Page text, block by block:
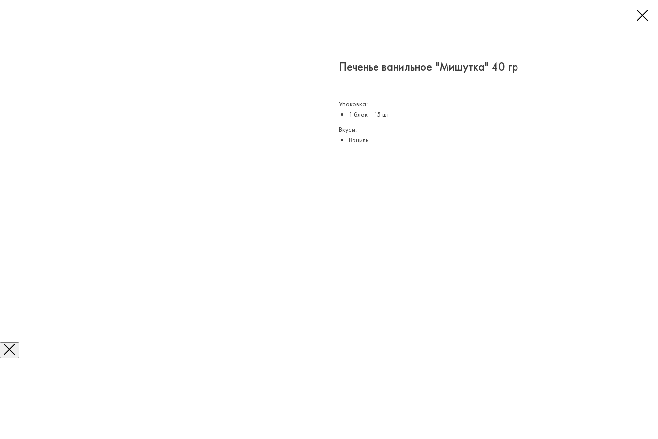
Печенье ванильное "Мишутка" 40 гр
Упаковка:
1 блок = 15 шт
Вкусы:
Ваниль